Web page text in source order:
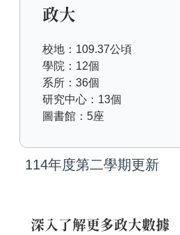
政大
校地：109.37公頃
學院：12個
系所：36個
研究中心：13個
圖書館：5座
114年度第二學期更新
深入了解更多政大數據